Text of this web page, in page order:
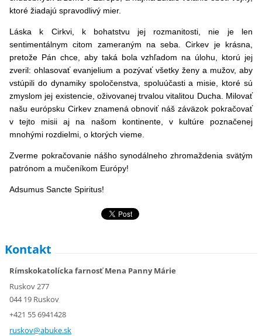
ktoré žiadajú spravodlivý mier.
Láska k Cirkvi, k bohatstvu jej rozmanitosti, nie je len
sentimentálnym citom zameraným na seba. Cirkev je krásna,
pretože Pán chce, aby taká bola vzhľadom na úlohu, ktorú jej
zveril: ohlasovať evanjelium a pozývať všetky ženy a mužov, aby
vstúpili do dynamiky spoločenstva, spoluúčasti a misie, ktoré sú
zmyslom jej existencie, oživovanej trvalou vitalitou Ducha. Milovať
našu európsku Cirkev znamená obnoviť náš záväzok pokračovať
v tejto misii aj na našom kontinente, v kultúre poznačenej
mnohými rozdielmi, o ktorých vieme.
Zverme pokračovanie nášho synodálneho zhromaždenia svätým
patrónom a mučeníkom Európy!
Adsumus Sancte Spiritus!
Kontakt
Rímskokatolícka farnosť Mena Panny Márie
Ruskov 277
044 19 Ruskov
+421 55 6941428
ruskov@abuke.sk